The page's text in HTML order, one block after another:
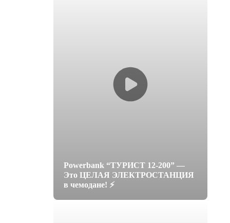
Powerbank “ТУРИСТ 12-200” —
Это ЦЕЛАЯ ЭЛЕКТРОСТАНЦИЯ
в чемодане! ⚡